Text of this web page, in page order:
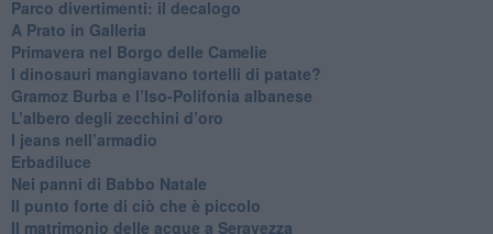
​Parco divertimenti: il decalogo
​A Prato in Galleria
​Primavera nel Borgo delle Camelie
I dinosauri mangiavano tortelli di patate?
​Gramoz Burba e l’Iso-Polifonia albanese
L’albero degli zecchini d’oro
​I jeans nell’armadio
Erbadiluce
Nei panni di Babbo Natale
​Il punto forte di ciò che è piccolo
​Il matrimonio delle acque a Seravezza